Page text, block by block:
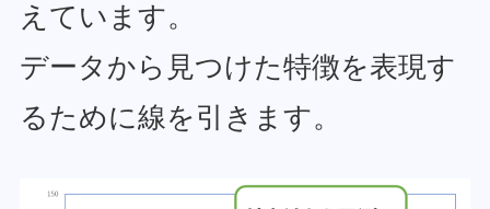
えています。
データから見つけた特徴を表現す
るために線を引きます。